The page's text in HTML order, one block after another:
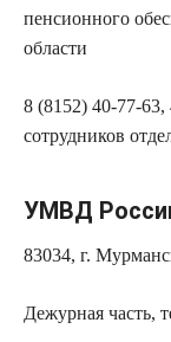
пенсионного
области
8 (8152) 40-77-
сотрудников
УМВД
83034, г.
Дежурная часть,